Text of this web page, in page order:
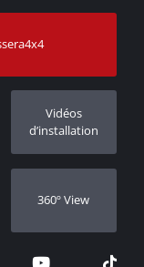
Vidéos
d’installation
360º View